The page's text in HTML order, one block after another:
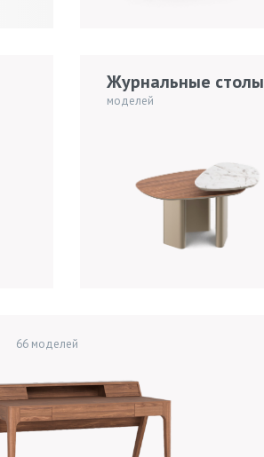
Журнальные столы
моделей
66 моделей